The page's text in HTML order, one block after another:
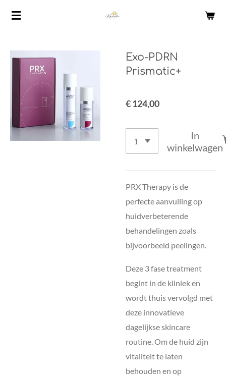
Ga
de
hoofdinhoud
Exo-PDRN
Prismatic+
€ 124,00
In
winkelwagen
PRX Therapy is de
perfecte aanvulling op
huidverbeterende
behandelingen zoals
bijvoorbeeld peelingen.
Deze 3 fase treatment
begint in de kliniek en
wordt thuis vervolgd met
deze innovatieve
dagelijkse skincare
routine. Om de huid zijn
vitaliteit te laten
behouden en op